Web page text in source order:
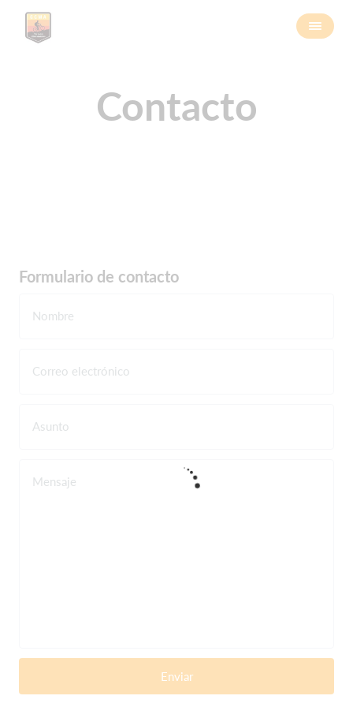
Contacto
Formulario de contacto
Nombre
Correo electrónico
Asunto
Mensaje
Enviar